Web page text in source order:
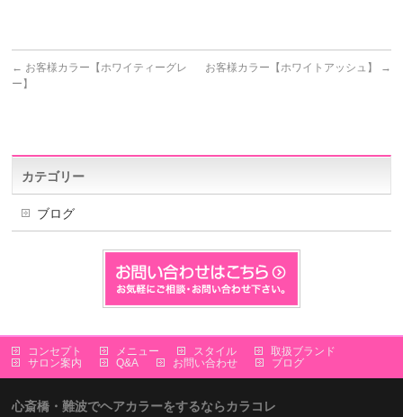
← お客様カラー【ホワイティーグレ
ー】
お客様カラー【ホワイトアッシュ】 →
カテゴリー
ブログ
コンセプト メニュー スタイル
取扱ブランド
サロン案内
Q&A お問い合わせ ブログ
心斎橋・難波でヘアカラーをするならカラコレ